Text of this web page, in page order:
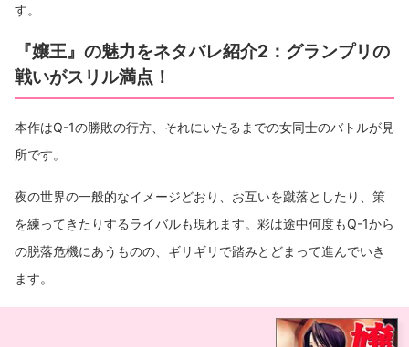
す。
『嬢王』の魅力をネタバレ紹介2：グランプリの
戦いがスリル満点！
本作はQ-1の勝敗の行方、それにいたるまでの女同士のバトルが見
所です。
夜の世界の一般的なイメージどおり、お互いを蹴落としたり、策
を練ってきたりするライバルも現れます。彩は途中何度もQ-1から
の脱落危機にあうものの、ギリギリで踏みとどまって進んでいき
ます。